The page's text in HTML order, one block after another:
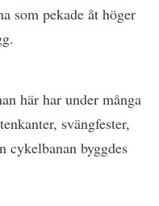
som pekade åt höger
här har under många
svängfester,
cykelbanan byggdes